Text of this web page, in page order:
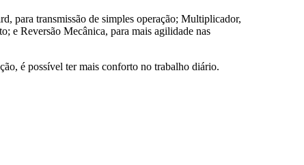
para transmissão de simples operação; Multiplicador,
e Reversão Mecânica, para mais agilidade nas
é possível ter mais conforto no trabalho diário.